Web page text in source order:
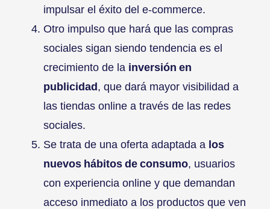
impulsar el éxito del e-commerce.
Otro impulso que hará que las compras
sociales sigan siendo tendencia es el
crecimiento de la inversión en
publicidad, que dará mayor visibilidad a
las tiendas online a través de las redes
sociales.
Se trata de una oferta adaptada a los
nuevos hábitos de consumo, usuarios
con experiencia online y que demandan
acceso inmediato a los productos que ven